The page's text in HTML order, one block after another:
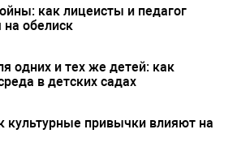
как лицеисты и педагог
на обелиск
одних и тех же детей: как
в детских садах
культурные привычки влияют на